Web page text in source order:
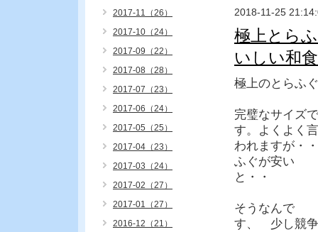
2018-11-25
極上とら
いしい和
極上のとらふ
完璧なサイズで
す。よくよく言
われますが・・
ふぐが安い
と・・
そうなんで
す、 少し競争
2017-11（26）
2017-10（24）
2017-09（22）
2017-08（28）
2017-07（23）
2017-06（24）
2017-05（25）
2017-04（23）
2017-03（24）
2017-02（27）
2017-01（27）
2016-12（21）